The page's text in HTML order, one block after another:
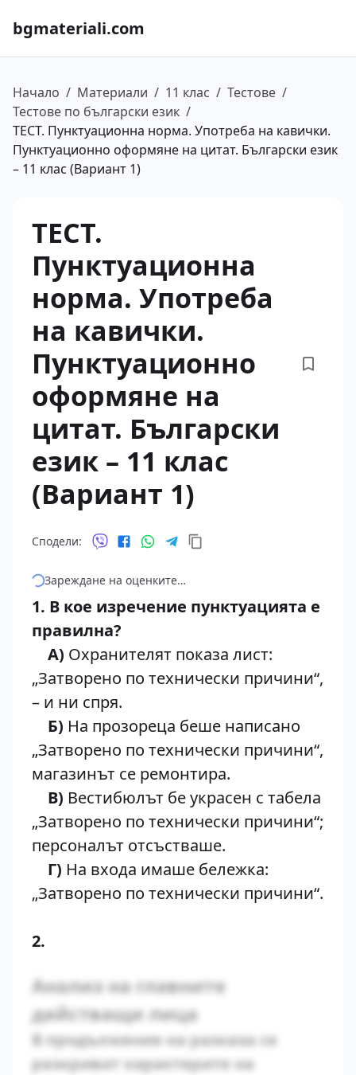
bgmateriali.com
Начало / Материали / 11 клас / Тестове /
Тестове по български език /
ТЕСТ. Пунктуационна норма. Употреба на кавички.
Пунктуационно оформяне на цитат. Български език
– 11 клас (Вариант 1)
ТЕСТ.
Пунктуационна
норма. Употреба
на кавички.
Пунктуационно
оформяне на
цитат. Български
език – 11 клас
(Вариант 1)
Сподели:
Зареждане на оценките…
1. В кое изречение пунктуацията е
правилна?
A) Охранителят показа лист:
„Затворено по технически причини“,
– и ни спря.
Б) На прозореца беше написано
„Затворено по технически причини“,
магазинът се ремонтира.
В) Вестибюлът бе украсен с табела
„Затворено по технически причини“;
персоналът отсъстваше.
Г) На входа имаше бележка:
„Затворено по технически причини“.
2.
Анализ на главните
действащи лица
В продължение на разказа се
разкриват характерите на